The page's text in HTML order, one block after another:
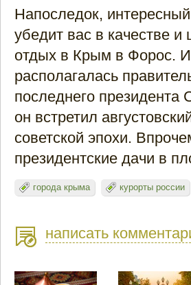
Напоследок,
убедит вас в качестве и
отдых в Крым в Форос.
располагалась
последнего
он встретил
советской эпохи.
президентские дачи в
города крыма курорты россии
написать